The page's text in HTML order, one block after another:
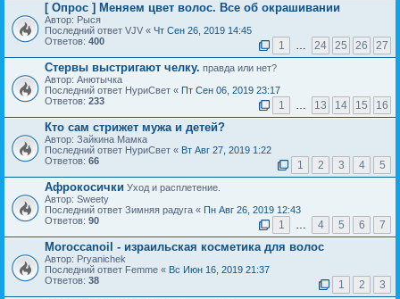
[ Опрос ] Меняем цвет волос. Все об окрашивании
Автор: Рыся
Последний ответ VJV « Чт Сен 26, 2019 14:45
Ответов: 400 1 … 24 25 26 27
Стервы выстригают челку. правда или нет?
Автор: Анютычка
Последний ответ НуриСвет « Пт Сен 06, 2019 23:17
Ответов: 233 1 … 13 14 15 16
Кто сам стрижет мужа и детей?
Автор: Зайкина Мамка
Последний ответ НуриСвет « Вт Авг 27, 2019 1:22
Ответов: 66 1 2 3 4 5
Афрокосички Уход и расплетение.
Автор: Sweety
Последний ответ Зимняя радуга « Пн Авг 26, 2019 12:43
Ответов: 90 1 … 4 5 6 7
Moroccanoil - израильская косметика для волос
Автор: Pryanichek
Последний ответ Femme « Вс Июн 16, 2019 21:37
Ответов: 38 1 2 3